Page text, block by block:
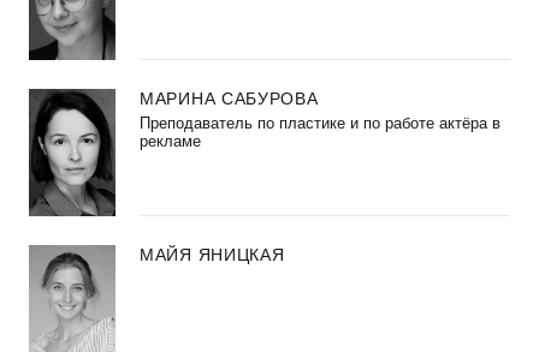
МАРИНА САБУРОВА
Преподаватель по пластике и по работе актёра в
рекламе
МАЙЯ ЯНИЦКАЯ